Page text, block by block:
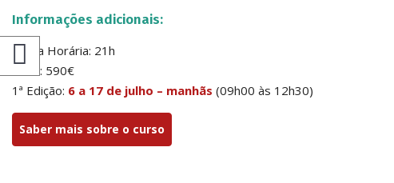
Informações adicionais:
Carga Horária: 21h
Valor: 590€
1ª Edição: 6 a 17 de julho – manhãs (09h00 às 12h30)
Saber mais sobre o curso